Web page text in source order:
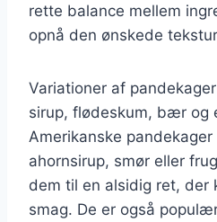
rette balance mellem
opnå den ønskede
Variationer af
sirup, flødeskum, bær og
Amerikanske
ahornsirup, smør eller
dem til en alsidig ret, der
smag. De er også